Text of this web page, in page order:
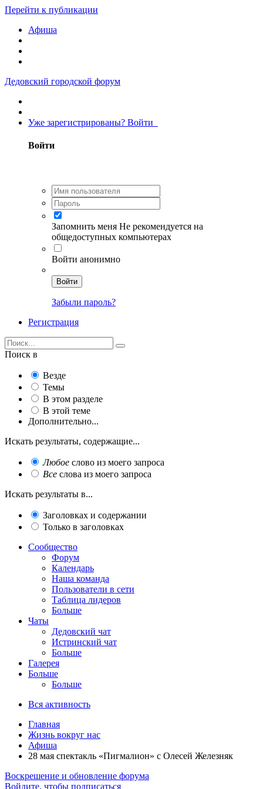
Перейти к публикации
Афиша
Дедовский городской форум
Уже зарегистрированы? Войти
Войти
Запомнить меня Не рекомендуется на
общедоступных компьютерах
Войти анонимно
Войти
Забыли пароль?
Регистрация
Поиск в
Везде
Темы
В этом разделе
В этой теме
Дополнительно...
Искать результаты, содержащие...
Любое слово из моего запроса
Все слова из моего запроса
Искать результаты в...
Заголовках и содержании
Только в заголовках
Сообщество
Форум
Календарь
Наша команда
Пользователи в сети
Таблица лидеров
Больше
Чаты
Дедовский чат
Истринский чат
Больше
Галерея
Больше
Больше
Вся активность
Главная
Жизнь вокруг нас
Афиша
28 мая спектакль «Пигмалион» с Олесей Железняк
Воскрешение и обновление форума
Войдите, чтобы подписаться